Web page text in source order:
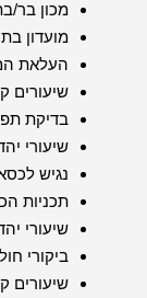
מכון בר/
מועדון
העלאת
שיעורים
בדיקת
שיעורי
נגיש
תכניות
שיעורי
ביקורי
שיעורים